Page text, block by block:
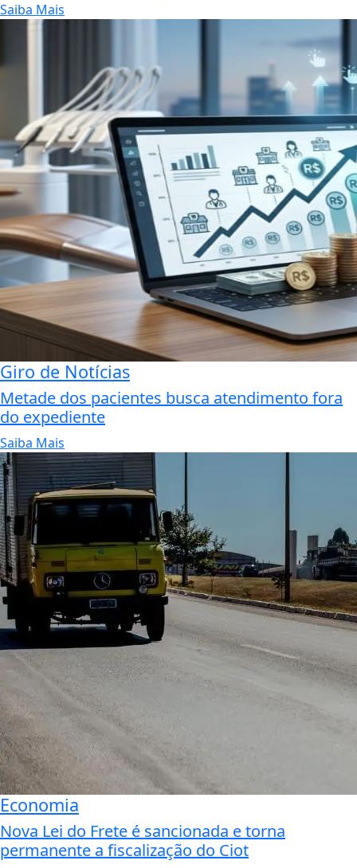
Saiba Mais
Giro de Notícias
Metade dos pacientes busca atendimento fora
do expediente
Saiba Mais
Economia
Nova Lei do Frete é sancionada e torna
permanente a fiscalização do Ciot